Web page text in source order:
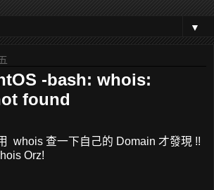
▼
-bash: whois:
found
whois 查一下自己的 Domain 才發現 !!
Orz!